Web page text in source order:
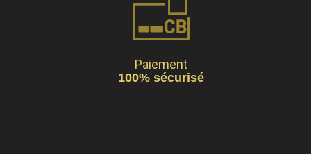
Paiement
100% sécurisé